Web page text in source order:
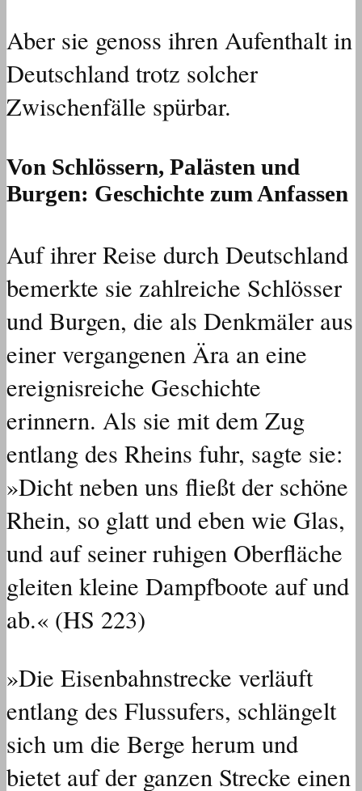
Aber sie genoss ihren Aufenthalt in
Deutschland trotz solcher
Zwischenfälle spürbar.
Von Schlössern, Palästen und
Burgen: Geschichte zum Anfassen
Auf ihrer Reise durch Deutschland
bemerkte sie zahlreiche Schlösser
und Burgen, die als Denkmäler aus
einer vergangenen Ära an eine
ereignisreiche Geschichte
erinnern. Als sie mit dem Zug
entlang des Rheins fuhr, sagte sie:
»Dicht neben uns fließt der schöne
Rhein, so glatt und eben wie Glas,
und auf seiner ruhigen Oberfläche
gleiten kleine Dampfboote auf und
ab.« (HS 223)
»Die Eisenbahnstrecke verläuft
entlang des Flussufers, schlängelt
sich um die Berge herum und
bietet auf der ganzen Strecke einen